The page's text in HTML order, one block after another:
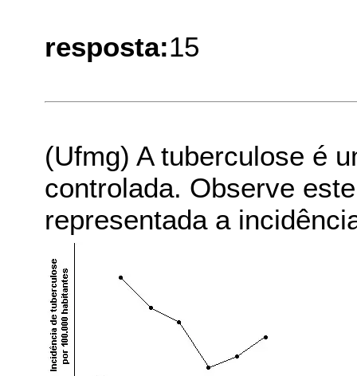
resposta:15
(Ufmg) A tuberculose é
controlada. Observe
representada a